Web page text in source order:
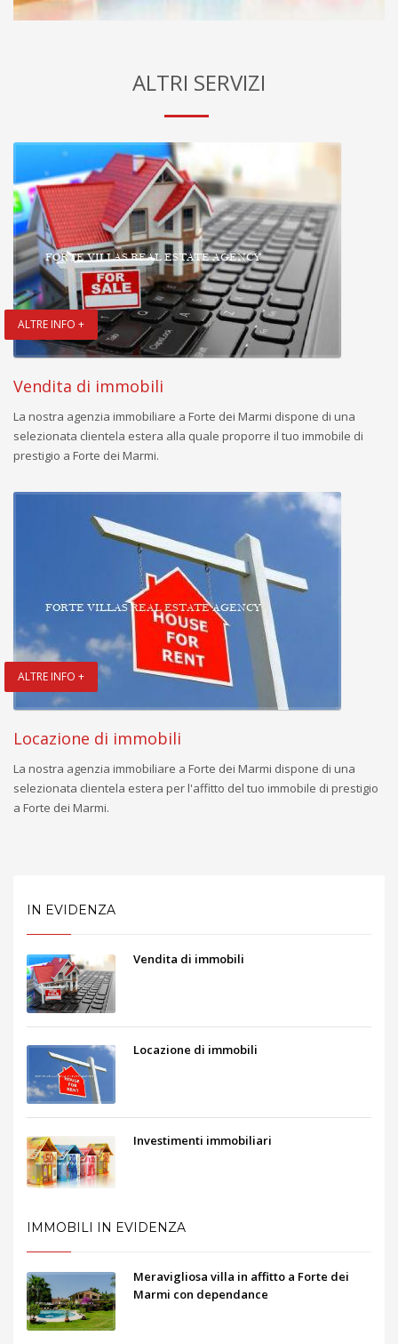
ALTRI SERVIZI
ALTRE INFO +
Vendita di immobili
La nostra agenzia immobiliare a Forte dei Marmi dispone di una
selezionata clientela estera alla quale proporre il tuo immobile di
prestigio a Forte dei Marmi.
ALTRE INFO +
Locazione di immobili
La nostra agenzia immobiliare a Forte dei Marmi dispone di una
selezionata clientela estera per l'affitto del tuo immobile di prestigio
a Forte dei Marmi.
IN EVIDENZA
Vendita di immobili
Locazione di immobili
Investimenti immobiliari
IMMOBILI IN EVIDENZA
Meravigliosa villa in affitto a Forte dei
Marmi con dependance